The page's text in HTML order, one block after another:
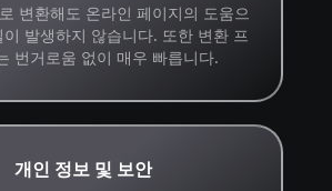
변환해도 온라인 페이지의 도움으
발생하지 않습니다. 또한 변환 프
번거로움 없이 매우 빠릅니다.
개인 정보 및 보안